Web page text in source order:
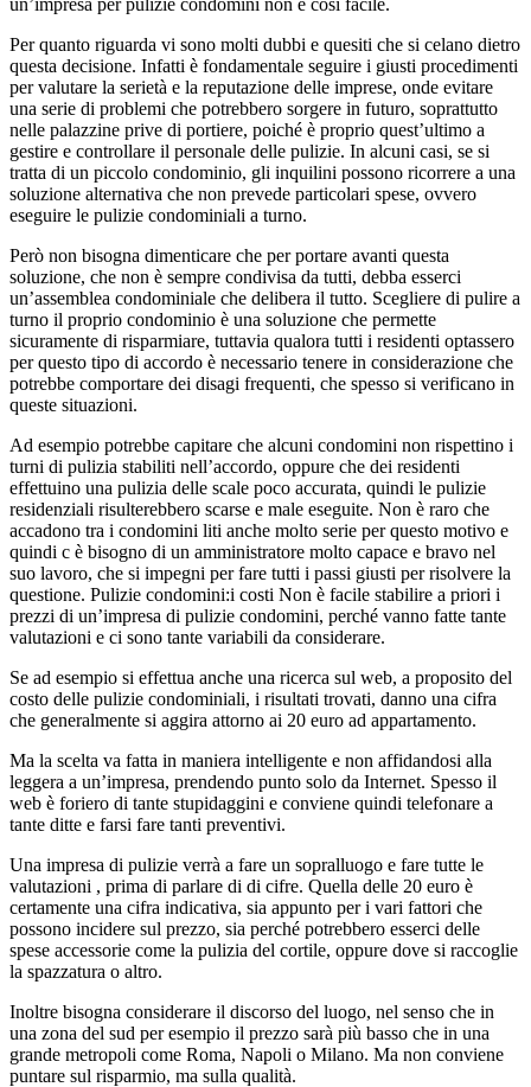
un’impresa per pulizie condomini non è cosi facile.
Per quanto riguarda vi sono molti dubbi e quesiti che si celano dietro
questa decisione. Infatti è fondamentale seguire i giusti procedimenti
per valutare la serietà e la reputazione delle imprese, onde evitare
una serie di problemi che potrebbero sorgere in futuro, soprattutto
nelle palazzine prive di portiere, poiché è proprio quest’ultimo a
gestire e controllare il personale delle pulizie. In alcuni casi, se si
tratta di un piccolo condominio, gli inquilini possono ricorrere a una
soluzione alternativa che non prevede particolari spese, ovvero
eseguire le pulizie condominiali a turno.
Però non bisogna dimenticare che per portare avanti questa
soluzione, che non è sempre condivisa da tutti, debba esserci
un’assemblea condominiale che delibera il tutto. Scegliere di pulire a
turno il proprio condominio è una soluzione che permette
sicuramente di risparmiare, tuttavia qualora tutti i residenti optassero
per questo tipo di accordo è necessario tenere in considerazione che
potrebbe comportare dei disagi frequenti, che spesso si verificano in
queste situazioni.
Ad esempio potrebbe capitare che alcuni condomini non rispettino i
turni di pulizia stabiliti nell’accordo, oppure che dei residenti
effettuino una pulizia delle scale poco accurata, quindi le pulizie
residenziali risulterebbero scarse e male eseguite. Non è raro che
accadono tra i condomini liti anche molto serie per questo motivo e
quindi c è bisogno di un amministratore molto capace e bravo nel
suo lavoro, che si impegni per fare tutti i passi giusti per risolvere la
questione. Pulizie condomini:i costi Non è facile stabilire a priori i
prezzi di un’impresa di pulizie condomini, perché vanno fatte tante
valutazioni e ci sono tante variabili da considerare.
Se ad esempio si effettua anche una ricerca sul web, a proposito del
costo delle pulizie condominiali, i risultati trovati, danno una cifra
che generalmente si aggira attorno ai 20 euro ad appartamento.
Ma la scelta va fatta in maniera intelligente e non affidandosi alla
leggera a un’impresa, prendendo punto solo da Internet. Spesso il
web è foriero di tante stupidaggini e conviene quindi telefonare a
tante ditte e farsi fare tanti preventivi.
Una impresa di pulizie verrà a fare un sopralluogo e fare tutte le
valutazioni , prima di parlare di di cifre. Quella delle 20 euro è
certamente una cifra indicativa, sia appunto per i vari fattori che
possono incidere sul prezzo, sia perché potrebbero esserci delle
spese accessorie come la pulizia del cortile, oppure dove si raccoglie
la spazzatura o altro.
Inoltre bisogna considerare il discorso del luogo, nel senso che in
una zona del sud per esempio il prezzo sarà più basso che in una
grande metropoli come Roma, Napoli o Milano. Ma non conviene
puntare sul risparmio, ma sulla qualità.